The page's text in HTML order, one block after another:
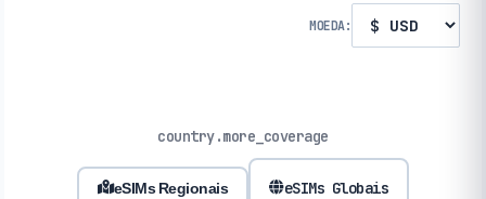
MOEDA:
country.more_coverage
eSIMs Regionais eSIMs Globais